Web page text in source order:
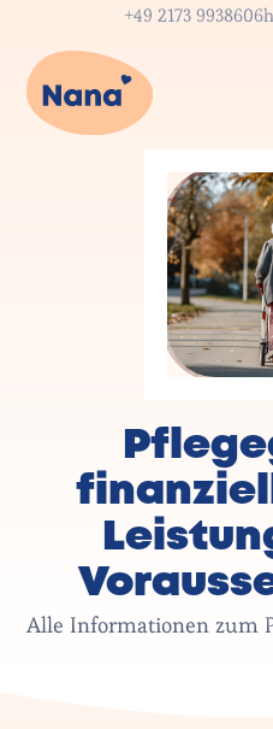
+49 2173 9938606
Alle Informationen zum